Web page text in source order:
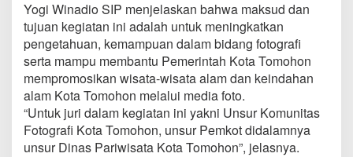
Yogi Winadio SIP menjelaskan bahwa maksud dan
tujuan kegiatan ini adalah untuk meningkatkan
pengetahuan, kemampuan dalam bidang fotografi
serta mampu membantu Pemerintah Kota Tomohon
mempromosikan wisata-wisata alam dan keindahan
alam Kota Tomohon melalui media foto.
“Untuk juri dalam kegiatan ini yakni Unsur Komunitas
Fotografi Kota Tomohon, unsur Pemkot didalamnya
unsur Dinas Pariwisata Kota Tomohon”, jelasnya.